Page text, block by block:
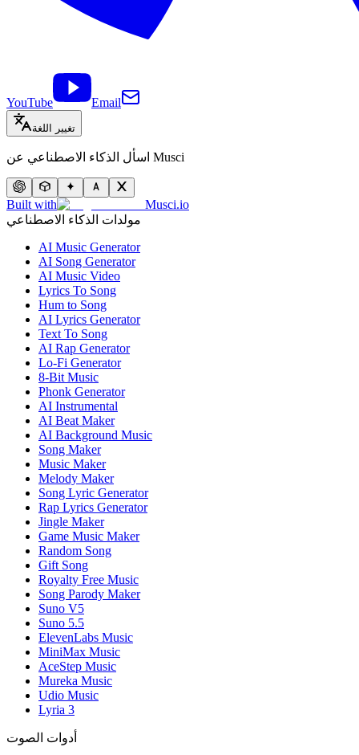
YouTube Email
تغيير اللغة
اسأل الذكاء الاصطناعي عن Musci
Built with
Musci.io
مولدات الذكاء الاصطناعي
AI Music Generator
AI Song Generator
AI Music Video
Lyrics To Song
Hum to Song
AI Lyrics Generator
Text To Song
AI Rap Generator
Lo-Fi Generator
8-Bit Music
Phonk Generator
AI Instrumental
AI Beat Maker
AI Background Music
Song Maker
Music Maker
Melody Maker
Song Lyric Generator
Rap Lyrics Generator
Jingle Maker
Game Music Maker
Random Song
Gift Song
Royalty Free Music
Song Parody Maker
Suno V5
Suno 5.5
ElevenLabs Music
MiniMax Music
AceStep Music
Mureka Music
Udio Music
Lyria 3
أدوات الصوت